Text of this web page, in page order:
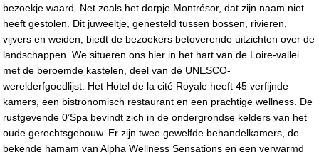
bezoekje waard. Net zoals het dorpje Montrésor, dat zijn naam niet
heeft gestolen. Dit juweeltje, genesteld tussen bossen, rivieren,
vijvers en weiden, biedt de bezoekers betoverende uitzichten over de
landschappen. We situeren ons hier in het hart van de Loire-vallei
met de beroemde kastelen, deel van de UNESCO-
werelderfgoedlijst. Het Hotel de la cité Royale heeft 45 verfijnde
kamers, een bistronomisch restaurant en een prachtige wellness. De
rustgevende 0’Spa bevindt zich in de ondergrondse kelders van het
oude gerechtsgebouw. Er zijn twee gewelfde behandelkamers, de
bekende hamam van Alpha Wellness Sensations en een verwarmd